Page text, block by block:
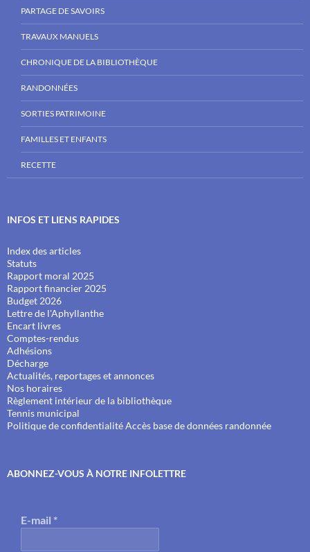
PARTAGE DE SAVOIRS
TRAVAUX MANUELS
CHRONIQUE DE LA BIBLIOTHÈQUE
RANDONNÉES
SORTIES PATRIMOINE
FAMILLES ET ENFANTS
RECETTE
INFOS ET LIENS RAPIDES
Index des articles
Statuts
Rapport moral 2025
Rapport financier 2025
Budget 2026
Lettre de l'Aphyllanthe
Encart livres
Comptes-rendus
Adhésions
Décharge
Actualités, reportages et annonces
Nos horaires
Règlement intérieur de la bibliothèque
Tennis municipal
Politique de confidentialitéAccès base de données randonnée
ABONNEZ-VOUS À NOTRE INFOLETTRE
E-mail *